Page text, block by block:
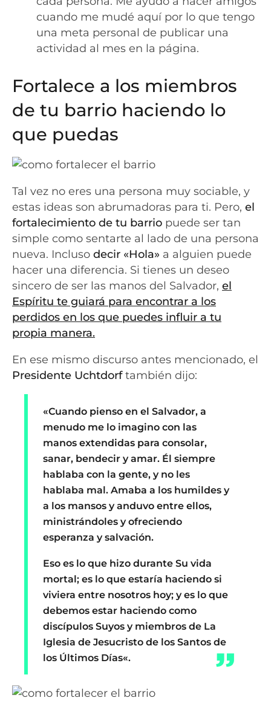
cuando me mudé aquí por lo que tengo
una meta personal de publicar una
actividad al mes en la página.
Fortalece a los miembros
de tu barrio haciendo lo
que puedas
Tal vez no eres una persona muy sociable, y
estas ideas son abrumadoras para ti. Pero, el
fortalecimiento de tu barrio puede ser tan
simple como sentarte al lado de una persona
nueva. Incluso decir «Hola» a alguien puede
hacer una diferencia. Si tienes un deseo
sincero de ser las manos del Salvador, el
Espíritu te guiará para encontrar a los
perdidos en los que puedes influir a tu
propia manera.
En ese mismo discurso antes mencionado, el
Presidente Uchtdorftambién dijo:
«Cuando pienso en el Salvador, a
menudo me lo imagino con las
manos extendidas para consolar,
sanar, bendecir y amar. Él siempre
hablabacon la gente, y no les
hablaba mal. Amaba a los humildes y
a los mansos y anduvo entre ellos,
ministrándoles y ofreciendo
esperanza y salvación.
Eso es lo que hizo durante Su vida
mortal; es lo que estaría haciendo si
viviera entre nosotros hoy; y es lo que
debemos estar haciendo como
discípulos Suyos y miembros de La
Iglesia de Jesucristo de los Santos de
los Últimos Días«.